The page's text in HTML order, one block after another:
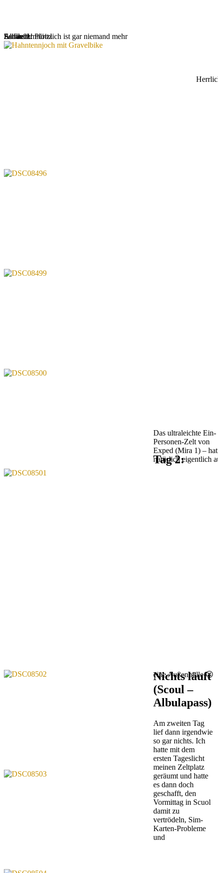
Es läuft!
Landeck.
Altfinstermüritz
Schweiz! Plötzlich ist gar niemand mehr
Das ultraleichte Ein-
Personen-Zelt von
Exped (Mira 1) – hat
natürlich eigentlich
eine Außenhülle 😉
Tag 2:
Nichts läuft
(Scoul –
Albulapass)
Am zweiten Tag
lief dann irgendwie
so gar nichts. Ich
hatte mit dem
ersten Tageslicht
meinen Zeltplatz
geräumt und hatte
es dann doch
geschafft, den
Vormittag in Scuol
damit zu
vertrödeln, Sim-
Karten-Probleme
und